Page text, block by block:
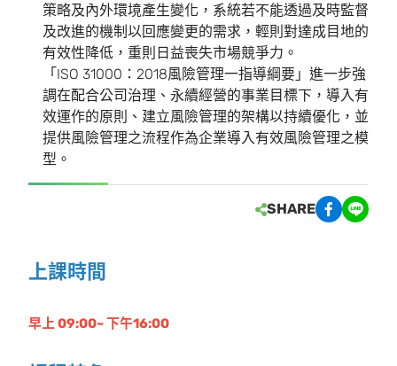
策略及內外環境產生變化，系統若不能透過及時監督
及改進的機制以回應變更的需求，輕則對達成目地的
有效性降低，重則日益喪失市場競爭力。
「ISO 31000：2018風險管理一指導綱要」進一步強
調在配合公司治理、永續經營的事業目標下，導入有
效運作的原則、建立風險管理的架構以持續優化，並
提供風險管理之流程作為企業導入有效風險管理之模
型。
SHARE
上課時間
早上 09:00~ 下午16:00